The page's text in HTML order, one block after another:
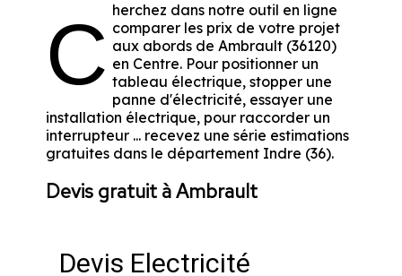
C herchez dans notre outil en ligne
comparer les prix de votre projet
aux abords de Ambrault (36120)
en Centre. Pour positionner un
tableau électrique, stopper une
panne d'électricité, essayer une
installation électrique, pour raccorder un
interrupteur ... recevez une série estimations
gratuites dans le département Indre (36).
Devis gratuit à Ambrault
Devis Electricité